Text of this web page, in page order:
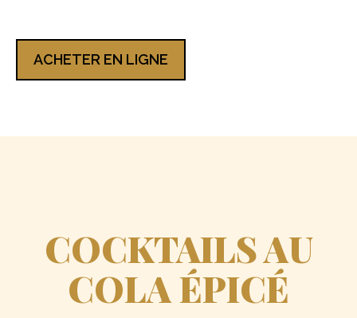
ACHETER EN LIGNE
COCKTAILS AU
COLA ÉPICÉ